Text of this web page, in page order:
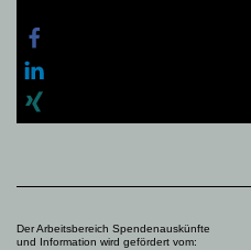
Der Arbeitsbereich Spendenauskünfte
und Information wird gefördert vom: